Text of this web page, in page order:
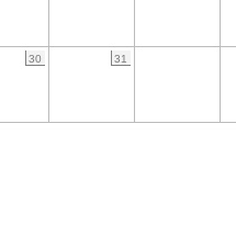
30 31